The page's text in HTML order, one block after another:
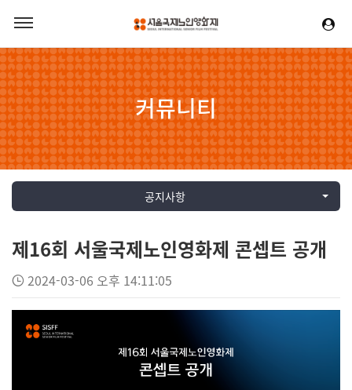
커뮤니티
공지사항
제16회 서울국제노인영화제 콘셉트 공개
2024-03-06 오후 14:11:05